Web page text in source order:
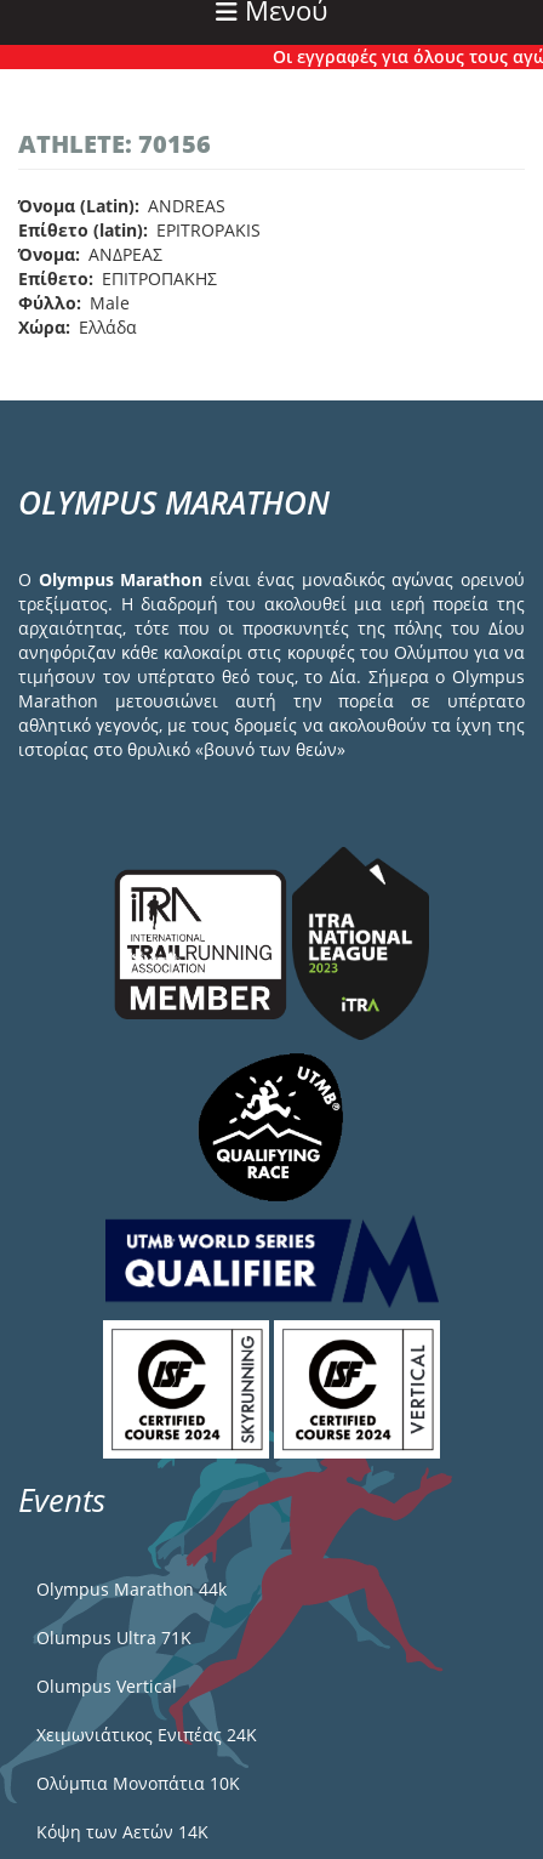
Μενού
Οι εγγραφές για όλους τους
ATHLETE: 70156
Όνομα (Latin) ANDREAS
Επίθετο (latin)
EPITROPAKIS
Όνομα ΑΝΔΡΕΑΣ
Επίθετο
ΕΠΙΤΡΟΠΑΚΗΣ
Φύλλο
Male
Χώρα
Ελλάδα
OLYMPUS MARATHON
Ο Olympus Marathon είναι ένας μοναδικός αγώνας ορεινού
τρεξίματος. Η διαδρομή του ακολουθεί μια ιερή πορεία της
αρχαιότητας, τότε που οι προσκυνητές της πόλης του Δίου
ανηφόριζαν κάθε καλοκαίρι στις κορυφές του Ολύμπου για να
τιμήσουν τον υπέρτατο θεό τους, το Δία. Σήμερα ο Olympus
Marathon μετουσιώνει αυτή την πορεία σε υπέρτατο
αθλητικό γεγονός, με τους δρομείς να ακολουθούν τα ίχνη της
ιστορίας στο θρυλικό «βουνό των θεών»
Events
Olympus Marathon 44k
Olumpus Ultra 71K
Olumpus Vertical
Χειμωνιάτικος Ενιπέας 24Κ
Ολύμπια Μονοπάτια 10Κ
Κόψη των Αετών 14Κ